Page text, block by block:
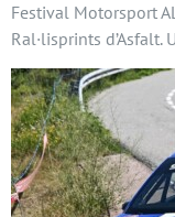
Festival Motorsport
Ral·lisprints d’Asfalt.